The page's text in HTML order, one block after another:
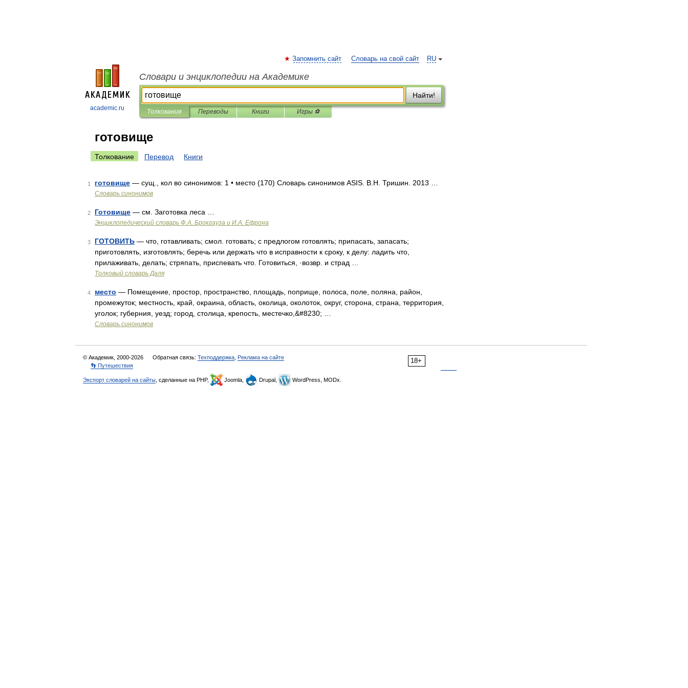
academic.ru
RU
Запомнить сайт Словарь на свой сайт
Словари и энциклопедии на Академике
Найти!
Толкования Переводы Книги Игры ⚽
готовище
Толкование Перевод Книги
1 готовище — сущ., кол во синонимов: 1 • место (170) Словарь синонимов ASIS. В.Н. Тришин. 2013 …
Словарь синонимов
2 Готовище — см. Заготовка леса …
Энциклопедический словарь Ф.А. Брокгауза и И.А. Ефрона
3 ГОТОВИТЬ — что, готавливать; смол. готовать; с предлогом готовлять; припасать, запасать;
приготовлять, изготовлять; беречь или держать что в исправности к сроку, к делу: ладить что,
прилаживать, делать; стряпать, приспевать что. Готовиться, ·возвр. и страд …
Толковый словарь Даля
4 место — Помещение, простор, пространство, площадь, поприще, полоса, поле, поляна, район,
промежуток; местность, край, окраина, область, околица, околоток, округ, сторона, страна, территория,
уголок; губерния, уезд; город, столица, крепость, местечко,&#8230; …
Словарь синонимов
18+
© Академик, 2000-2026 Обратная связь: Техподдержка Реклама на сайте
👣 Путешествия
Экспорт словарей на сайты , сделанные на PHP, Joomla, Drupal, WordPress, MODx.